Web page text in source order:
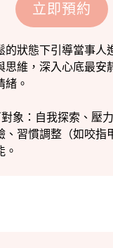
立即預約
的狀態下引導當事人
思維，深入心底最安
緒。
象：自我探索、壓
、習慣調整（如咬指
。